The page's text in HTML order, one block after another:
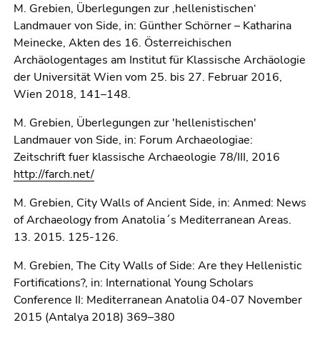
M. Grebien, Überlegungen zur ‚hellenistischen‘
Landmauer von Side, in: Günther Schörner – Katharina
Meinecke, Akten des 16. Österreichischen
Archäologentages am Institut für Klassische Archäologie
der Universität Wien vom 25. bis 27. Februar 2016,
Wien 2018, 141–148.
M. Grebien, Überlegungen zur 'hellenistischen'
Landmauer von Side, in: Forum Archaeologiae:
Zeitschrift fuer klassische Archaeologie 78/III, 2016
http://farch.net/
M. Grebien, City Walls of Ancient Side, in: Anmed: News
of Archaeology from Anatolia´s Mediterranean Areas.
13. 2015. 125-126.
M. Grebien, The City Walls of Side: Are they Hellenistic
Fortifications?, in: International Young Scholars
Conference II: Mediterranean Anatolia 04-07 November
2015 (Antalya 2018) 369–380